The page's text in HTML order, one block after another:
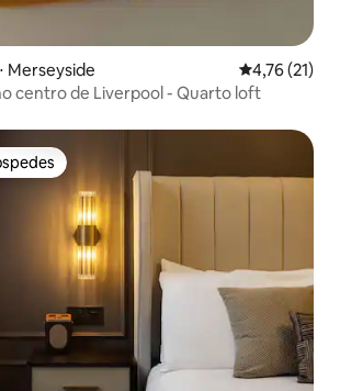
Merseyside 4,76 de uma
4,76 (21)
centro de Liverpool - Quarto loft